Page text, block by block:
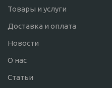
Товары и услуги
Доставка и оплата
Новости
О нас
Статьи